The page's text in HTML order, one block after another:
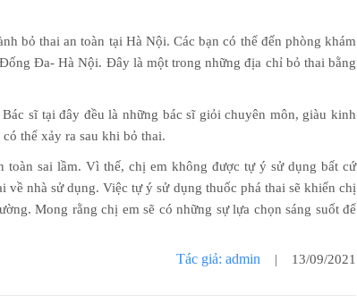
bỏ thai an toàn tại Hà Nội. Các bạn có thể đến phòng khám
Đa- Hà Nội. Đây là một trong những địa chỉ bỏ thai bằng
sĩ tại đây đều là những bác sĩ giỏi chuyên môn, giàu kinh
thể xảy ra sau khi bỏ thai.
toàn sai lầm. Vì thế, chị em không được tự ý sử dụng bất cứ
nhà sử dụng. Việc tự ý sử dụng thuốc phá thai sẽ khiến chị
Mong rằng chị em sẽ có những sự lựa chọn sáng suốt để
Tác giả: admin | 13/09/2021